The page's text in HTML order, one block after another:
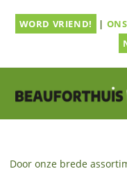
naarWORD VRIEND! |
Door onze brede